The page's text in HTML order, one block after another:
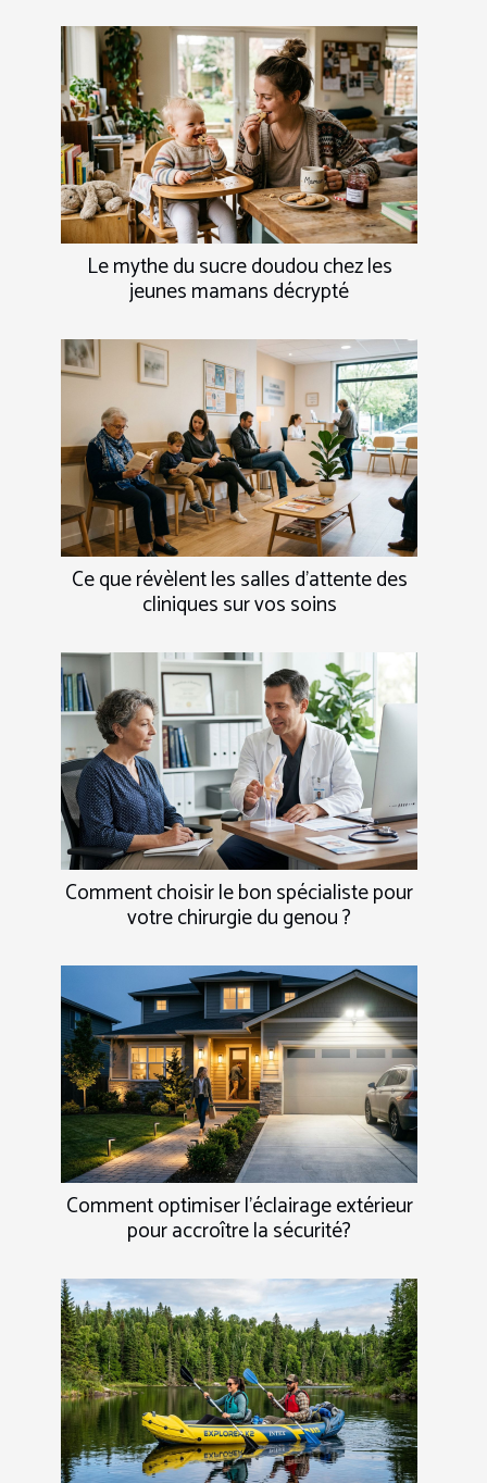
Le mythe du sucre doudou chez les
jeunes mamans décrypté
Ce que révèlent les salles d’attente des
cliniques sur vos soins
Comment choisir le bon spécialiste pour
votre chirurgie du genou ?
Comment optimiser l'éclairage extérieur
pour accroître la sécurité?